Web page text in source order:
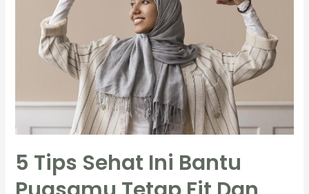
dengan
Konsumsi
ini
5 Tips Sehat Ini Bantu